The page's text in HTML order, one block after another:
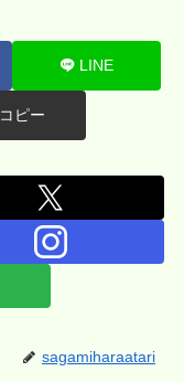
LINE
コピー
sagamiharaatari